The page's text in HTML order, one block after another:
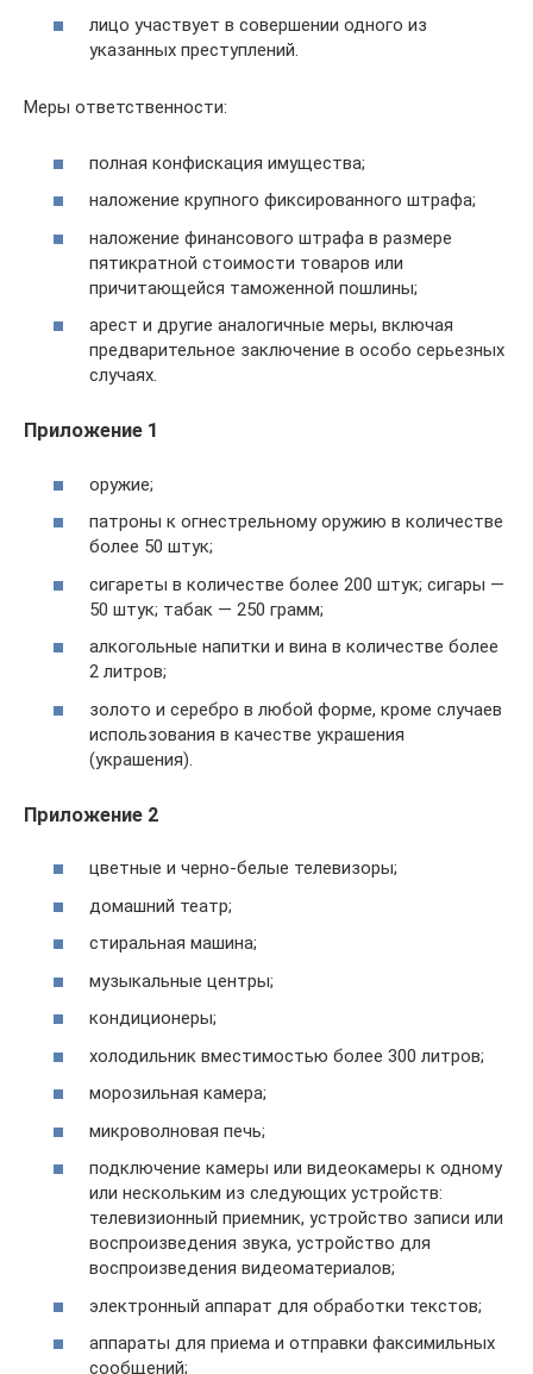
лицо участвует в совершении одного из
указанных преступлений.
Меры ответственности:
полная конфискация имущества;
наложение крупного фиксированного штрафа;
наложение финансового штрафа в размере
пятикратной стоимости товаров или
причитающейся таможенной пошлины;
арест и другие аналогичные меры, включая
предварительное заключение в особо серьезных
случаях.
Приложение 1
оружие;
патроны к огнестрельному оружию в количестве
более 50 штук;
сигареты в количестве более 200 штук; сигары —
50 штук; табак — 250 грамм;
алкогольные напитки и вина в количестве более
2 литров;
золото и серебро в любой форме, кроме случаев
использования в качестве украшения
(украшения).
Приложение 2
цветные и черно-белые телевизоры;
домашний театр;
стиральная машина;
музыкальные центры;
кондиционеры;
холодильник вместимостью более 300 литров;
морозильная камера;
микроволновая печь;
подключение камеры или видеокамеры к одному
или нескольким из следующих устройств:
телевизионный приемник, устройство записи или
воспроизведения звука, устройство для
воспроизведения видеоматериалов;
электронный аппарат для обработки текстов;
аппараты для приема и отправки факсимильных
сообщений;